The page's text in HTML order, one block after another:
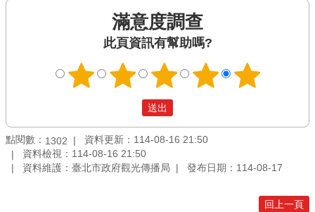
滿意度調查
此頁資訊有幫助嗎?
點閱數： 1302
資料更新：114-08-16 21:50
資料檢視：114-08-16 21:50
資料維護：臺北市政府觀光傳播局
發布日期：114-08-17
回上一頁